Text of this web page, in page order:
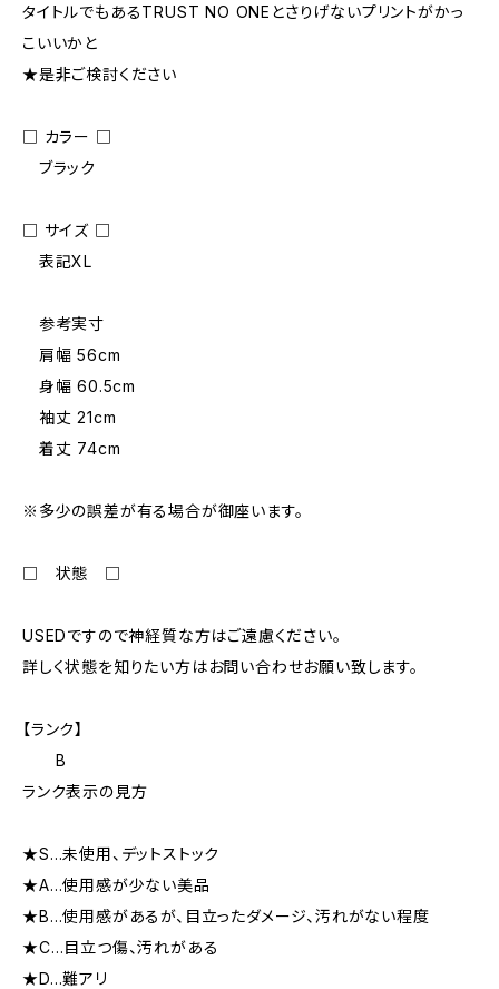
タイトルでもあるTRUST NO ONEとさりげないプリントがかっ
こいいかと
★是非ご検討ください
□ カラー □
ブラック
□ サイズ □
表記XL
参考実寸
肩幅 56cm
身幅 60.5cm
袖丈 21cm
着丈 74cm
※多少の誤差が有る場合が御座います。
□ 状態 □
USEDですので神経質な方はご遠慮ください。
詳しく状態を知りたい方はお問い合わせお願い致します。
【ランク】
B
ランク表示の見方
★S…未使用、デットストック
★A…使用感が少ない美品
★B…使用感があるが、目立ったダメージ、汚れがない程度
★C…目立つ傷、汚れがある
★D…難アリ